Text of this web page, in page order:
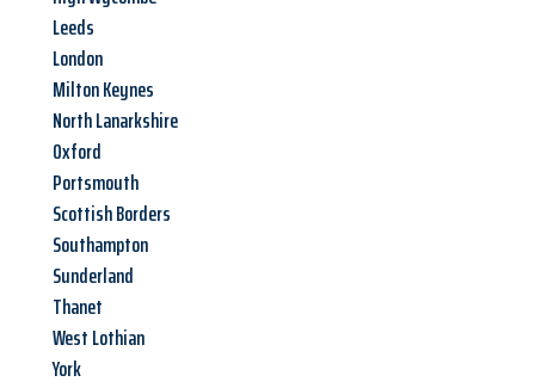
Leeds
London
Milton Keynes
North Lanarkshire
Oxford
Portsmouth
Scottish Borders
Southampton
Sunderland
Thanet
West Lothian
York